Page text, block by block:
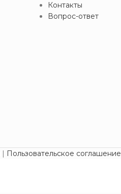
Контакты
Вопрос-ответ
| Пользовательское соглашение